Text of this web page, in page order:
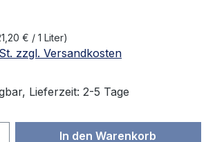
€ / 1 Liter)
zzgl. Versandkosten
Lieferzeit: 2-5 Tage
Gib den
In den Warenkorb